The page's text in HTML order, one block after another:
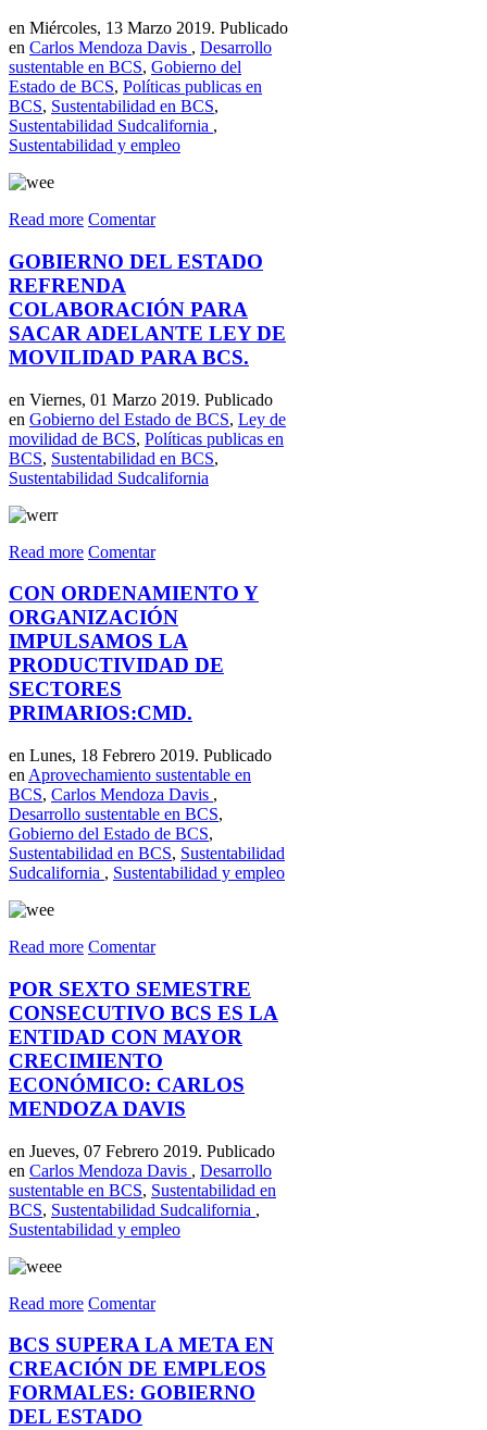
en Miércoles, 13 Marzo 2019. Publicado
en Carlos Mendoza Davis , Desarrollo
sustentable en BCS, Gobierno del
Estado de BCS, Políticas publicas en
BCS, Sustentabilidad en BCS,
Sustentabilidad Sudcalifornia ,
Sustentabilidad y empleo
Read more Comentar
GOBIERNO DEL ESTADO
REFRENDA
COLABORACIÓN PARA
SACAR ADELANTE LEY DE
MOVILIDAD PARA BCS.
en Viernes, 01 Marzo 2019. Publicado
en Gobierno del Estado de BCS, Ley de
movilidad de BCS, Políticas publicas en
BCS, Sustentabilidad en BCS,
Sustentabilidad Sudcalifornia
Read more Comentar
CON ORDENAMIENTO Y
ORGANIZACIÓN
IMPULSAMOS LA
PRODUCTIVIDAD DE
SECTORES
PRIMARIOS:CMD.
en Lunes, 18 Febrero 2019. Publicado
en Aprovechamiento sustentable en
BCS, Carlos Mendoza Davis ,
Desarrollo sustentable en BCS,
Gobierno del Estado de BCS,
Sustentabilidad en BCS, Sustentabilidad
Sudcalifornia , Sustentabilidad y empleo
Read more Comentar
POR SEXTO SEMESTRE
CONSECUTIVO BCS ES LA
ENTIDAD CON MAYOR
CRECIMIENTO
ECONÓMICO: CARLOS
MENDOZA DAVIS
en Jueves, 07 Febrero 2019. Publicado
en Carlos Mendoza Davis , Desarrollo
sustentable en BCS, Sustentabilidad en
BCS, Sustentabilidad Sudcalifornia ,
Sustentabilidad y empleo
Read more Comentar
BCS SUPERA LA META EN
CREACIÓN DE EMPLEOS
FORMALES: GOBIERNO
DEL ESTADO